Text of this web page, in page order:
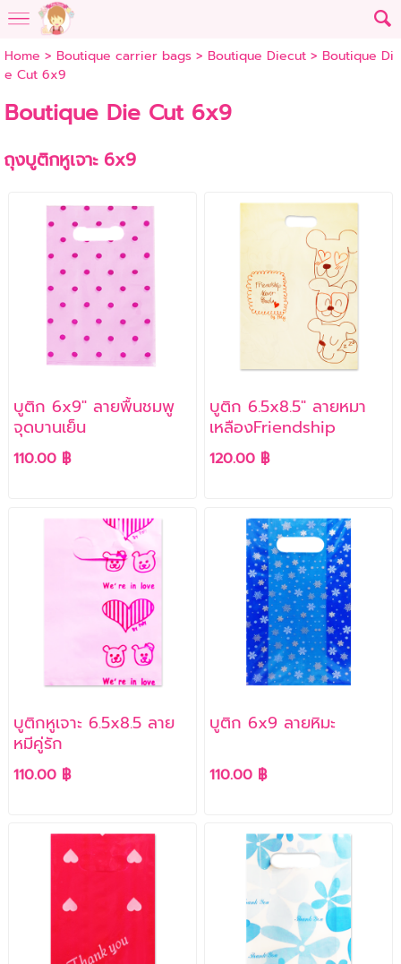
Home > Boutique carrier bags> Boutique Diecut> Boutique Di
e Cut 6x9
Boutique Die Cut 6x9
ถุงบูติกหูเจาะ 6x9
บูติก 6x9" ลายพื้นชมพู
จุดบานเย็น
110.00 ฿
บูติก 6.5x8.5" ลายหมา
เหลืองFriendship
120.00 ฿
บูติกหูเจาะ 6.5x8.5 ลาย
หมีคู่รัก
110.00 ฿
บูติก 6x9 ลายหิมะ
110.00 ฿